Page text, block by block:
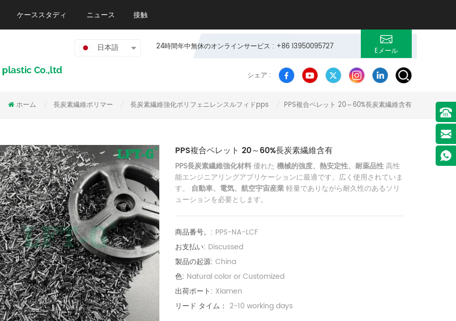
ケーススタディ ニュース 接触
24時間年中無休のオンラインサービス : +86 13950095727 Eメール
日本語
シェア :
ホーム 長炭素繊維ポリマー 長炭素繊維強化ポリフェニレンスルフィドpps PPS複合ペレット 20～60%長炭素繊維含有
PPS複合ペレット 20～60%長炭素繊維含有
PPS長炭素繊維強化材料優れた機械的強度、熱安定性、耐薬品性 高性
能エンジニアリングアプリケーションに最適です。広く使用されていま
す。 自動車、電気、航空宇宙産業軽量でありながら耐久性のあるソリ
ューションを必要とします。
商品番号。: PPS-NA-LCF
お支払い: Discussed
製品の起源: China
色: Natural color or Customized
出荷ポート: Xiamen
リード タイム： 2-10 working days